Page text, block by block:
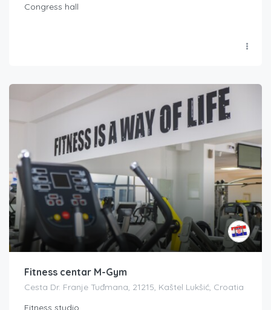
Congress hall
Fitness centar M-Gym
Cesta Dr. Franje Tuđmana, 21215, Kaštel Lukšić, Croatia
Fitness studio